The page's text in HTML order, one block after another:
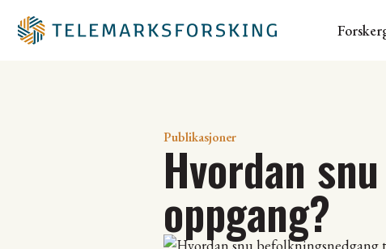
Publikasjoner
Hvordan
oppgang?